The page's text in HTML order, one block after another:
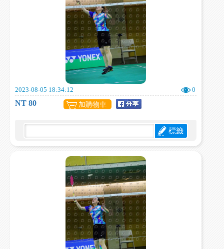
2023-08-05 18:34:12 0
NT 80 加購物車
標籤